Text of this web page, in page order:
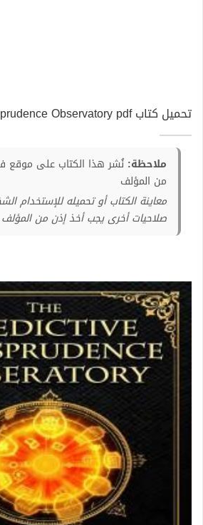
تحميل كتاب The Predictive Jurisprudence Observatory pdf
ملاحظة: نُشر هذا الكتاب على موقع
من المؤلف
معاينة الكتاب أو تحميله
صلاحيات أخرى يجب أخذ إذن من المؤلف